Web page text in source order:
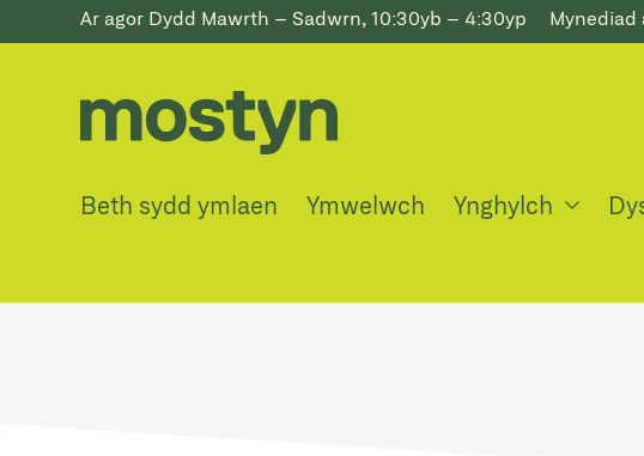
Ar agor Dydd Mawrth – Sadwrn, 10:30yb – 4:30yp Mynediad
Beth sydd ymlaen Ymwelwch Ynghylch